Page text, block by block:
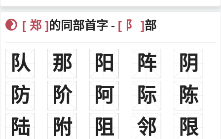
南阳郡
宛城（今河南南阳）。
荥阳郡
三国时期，曹魏正始三年（242年）将原有的河南郡分出一部分
设置荥阳郡，辖地相当于今河南省黄河以南，荥阳县至朱仙镇一带，
即郑地区。
荥阳堂：以望立堂。
陇西堂：以望立堂。
[ 郑 ]的同部首字 - [ 阝 ]部
队 那 阳 阵
阴
防
阶 阿 际
陈
陆
附 阻 邻
限